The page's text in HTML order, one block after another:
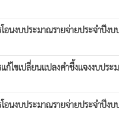
โอนงบประมาณรายจ่ายประจำปี
แก้ไขเปลี่ยนแปลงคำชี้งแจงงบป
โอนงบประมาณรายจ่ายประจำปี